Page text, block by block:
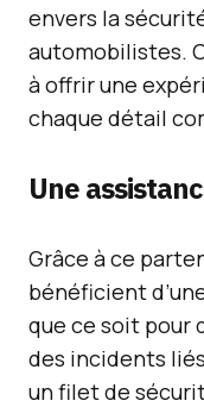
envers la
automobilistes.
à offrir une
chaque détail
Une
Grâce à ce
bénéficient
que ce soit pour
des incidents
un filet de